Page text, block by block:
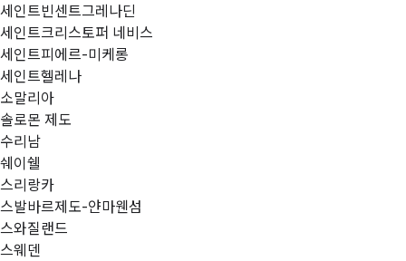
세인트빈센트그레나딘
세인트크리스토퍼 네비스
세인트피에르-미케롱
세인트헬레나
소말리아
솔로몬 제도
수리남
쉐이쉘
스리랑카
스발바르제도-얀마웬섬
스와질랜드
스웨덴